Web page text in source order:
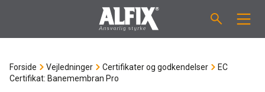
Forside Vejledninger Certifikater og godkendelser
EC
Certifikat: Banemembran Pro